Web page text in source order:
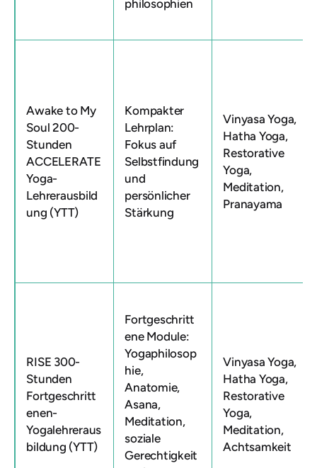
philosophien
Awake to My
Soul 200-
Stunden
ACCELERATE
Yoga-
Lehrerausbild
ung (YTT)
Kompakter
Lehrplan:
Fokus auf
Selbstfindung
und
persönlicher
Stärkung
Vinyasa Yoga,
Hatha Yoga,
Restorative
Yoga,
Meditation,
Pranayama
RISE 300-
Stunden
Fortgeschritt
enen-
Yogalehreraus
bildung (YTT)
Fortgeschritt
ene Module:
Yogaphilosop
hie,
Anatomie,
Asana,
Meditation,
soziale
Gerechtigkeit
Vinyasa Yoga,
Hatha Yoga,
Restorative
Yoga,
Meditation,
Achtsamkeit